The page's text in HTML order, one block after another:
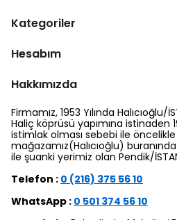
Kategoriler
Hesabım
Hakkımızda
Firmamız, 1953 Yılında
Haliç köprüsü yapımına istinaden
istimlak olması sebebi ile
mağazamız(Halıcıoğlu)
ile şuanki yerimiz olan Pendik/
Telefon : 0 (216) 375 56 10
WhatsApp : 0 501 374 56 10